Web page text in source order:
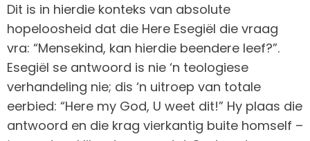
Dit is in hierdie konteks van absolute
hopeloosheid dat die Here Esegiël die vraag
vra: “Mensekind, kan hierdie beendere leef?”.
Esegiël se antwoord is nie ‘n teologiese
verhandeling nie; dis ‘n uitroep van totale
eerbied: “Here my God, U weet dit!” Hy plaas die
antwoord en die krag vierkantig buite homself –